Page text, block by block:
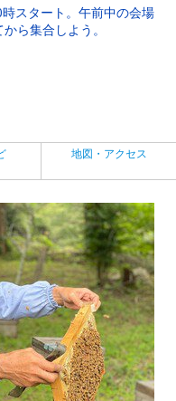
スタート。午前中の会場
ら集合しよう。
地図・アクセス